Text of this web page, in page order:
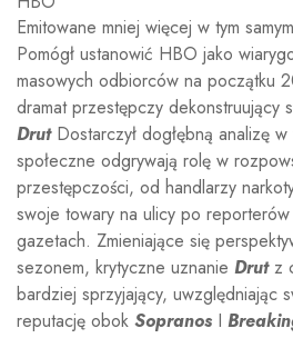
Emitowane mniej więcej w tym
Pomógł ustanowić HBO jako
masowych odbiorców na początku
dramat przestępczy dekonstruujący
DrutDostarczył dogłębną analizę w
społeczne odgrywają rolę w
przestępczości, od handlarzy
swoje towary na ulicy po
gazetach. Zmieniające się
sezonem, krytyczne uznanie Drutz
bardziej sprzyjający, uwzględniając
reputację obok Sopranos I